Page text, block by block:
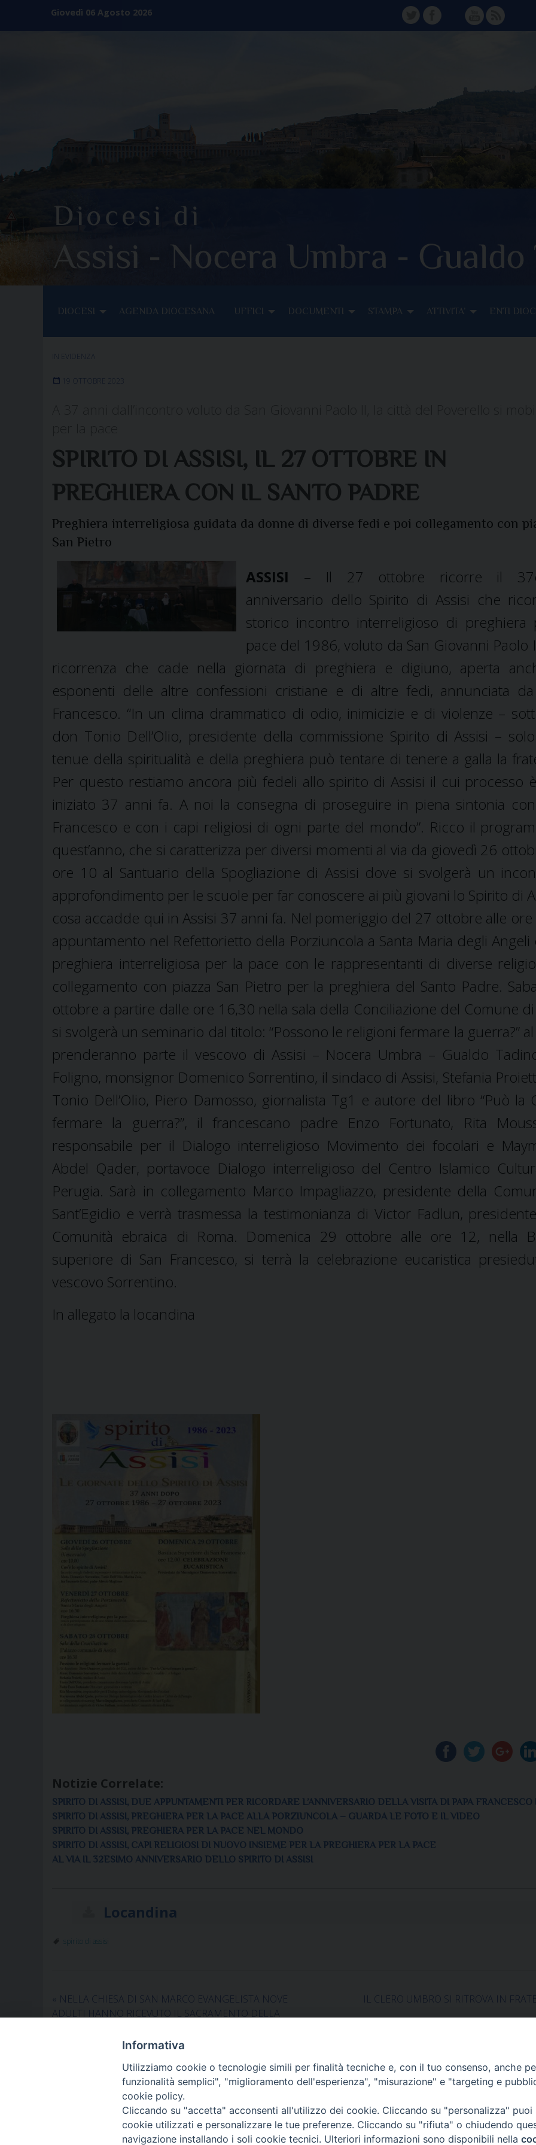
content
Giovedì 06 Agosto 2026
TW FB Instagram
YT FD
DIOCESI AGENDA DIOCESANA UFFICI DOCUMENTI STAMPA ATTIVITA’ ENTI
IN EVIDENZA
19 OTTOBRE 2023
SPIRITO DI ASSISI, IL 27 OTTOBRE IN
PREGHIERA CON IL SANTO PADRE
Preghiera interreligiosa guidata da donne di diverse fedi e poi collegamento con
San Pietro
ASSISI – Il 27 ottobre ricorre il
anniversario dello Spirito di Assisi che
storico incontro interreligioso di preghiera
pace del 1986, voluto da San Giovanni Paolo
ricorrenza che cade nella giornata di preghiera e digiuno, aperta
esponenti delle altre confessioni cristiane e di altre fedi, annunciata da
Francesco. “In un clima drammatico di odio, inimicizie e di violenze –
don Tonio Dell’Olio, presidente della commissione Spirito di Assisi –
tenue della spiritualità e della preghiera può tentare di tenere a galla la
Per questo restiamo ancora più fedeli allo spirito di Assisi il cui processo
iniziato 37 anni fa. A noi la consegna di proseguire in piena sintonia
Francesco e con i capi religiosi di ogni parte del mondo”. Ricco il
quest’anno, che si caratterizza per diversi momenti al via da giovedì 26
ore 10 al Santuario della Spogliazione di Assisi dove si svolgerà un
approfondimento per le scuole per far conoscere ai più giovani lo Spirito di
cosa accadde qui in Assisi 37 anni fa. Nel pomeriggio del 27 ottobre alle
appuntamento nel Refettorietto della Porziuncola a Santa Maria degli Angeli
preghiera interreligiosa per la pace con le rappresentanti di diverse
collegamento con piazza San Pietro per la preghiera del Santo Padre.
ottobre a partire dalle ore 16,30 nella sala della Conciliazione del Comune di
si svolgerà un seminario dal titolo: “Possono le religioni fermare la guerra?”
prenderanno parte il vescovo di Assisi – Nocera Umbra – Gualdo
Foligno, monsignor Domenico Sorrentino, il sindaco di Assisi, Stefania
Tonio Dell’Olio, Piero Damosso, giornalista Tg1 e autore del libro “Può la
fermare la guerra?”, il francescano padre Enzo Fortunato, Rita
responsabile per il Dialogo interreligioso Movimento dei focolari e
Abdel Qader, portavoce Dialogo interreligioso del Centro Islamico
Perugia. Sarà in collegamento Marco Impagliazzo, presidente della
Sant’Egidio e verrà trasmessa la testimonianza di Victor Fadlun,
Comunità ebraica di Roma. Domenica 29 ottobre alle ore 12, nella
superiore di San Francesco, si terrà la celebrazione eucaristica
vescovo Sorrentino.
In allegato la locandina
Notizie Correlate:
SPIRITO DI ASSISI, DUE APPUNTAMENTI PER RICORDARE L’ANNIVERSARIO DELLA VISITA DI PAPA FRANCESCO
SPIRITO DI ASSISI, PREGHIERA PER LA PACE ALLA PORZIUNCOLA – GUARDA LE FOTO E IL VIDEO
SPIRITO DI ASSISI, PREGHIERA PER LA PACE NEL MONDO
SPIRITO DI ASSISI, CAPI RELIGIOSI DI NUOVO INSIEME PER LA PREGHIERA PER LA PACE
AL VIA IL 32ESIMO ANNIVERSARIO DELLO SPIRITO DI ASSISI
Locandina
spirito di assisi
« NELLA CHIESA DI SAN MARCO EVANGELISTA NOVE
ADULTI HANNO RICEVUTO IL SACRAMENTO DELLA
IL CLERO UMBRO SI RITROVA IN
Informativa
Utilizziamo cookie o tecnologie simili per finalità tecniche e, con il tuo consenso, anche
funzionalità semplici", "miglioramento dell'esperienza", "misurazione" e "targeting e
cookie policy.
Cliccando su "accetta" acconsenti all'utilizzo dei cookie. Cliccando su "personalizza"
cookie utilizzati e personalizzare le tue preferenze. Cliccando su "rifiuta" o chiudendo
navigazione installando i soli cookie tecnici. Ulteriori informazioni sono disponibili nella